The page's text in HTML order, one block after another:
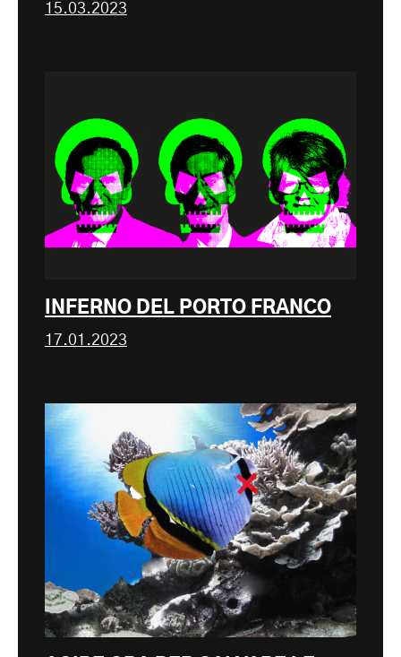
15.03.2023
INFERNO DEL PORTO FRANCO
17.01.2023